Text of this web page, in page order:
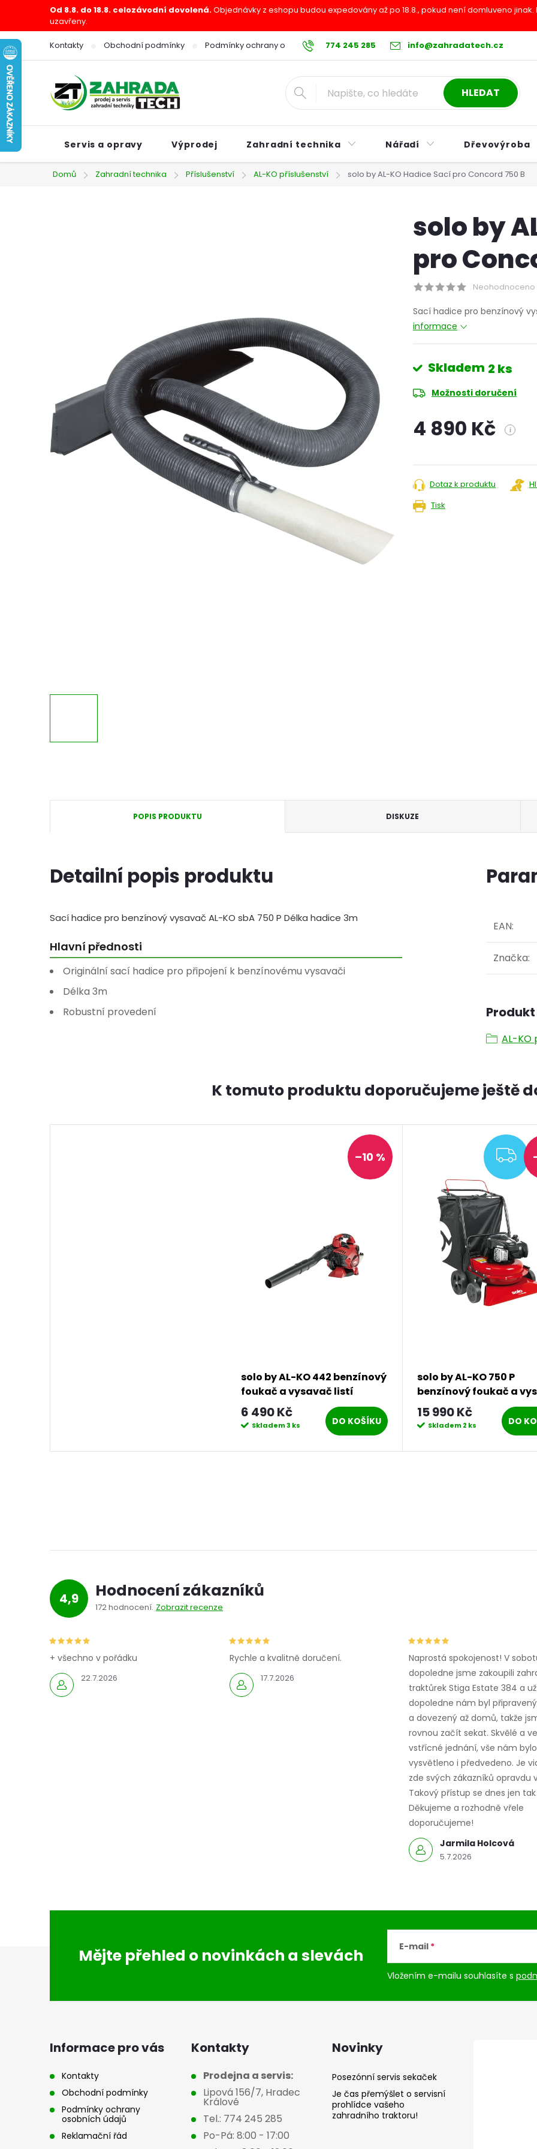
obsah
Od 8.8. do 18.8. celozávodní dovolená.Objednávky z eshopu budou expedovány až po 18.8., pokud není domluveno
uzavřeny.
774 245 285 info@zahradatech.cz
Kontakty Obchodní podmínky Podmínky ochrany osobních údajů Reklamační řád Postup při nákupu na
HLEDAT
Servis a opravy Výprodej Zahradní technika Nářadí Dřevovýroba
Domů Zahradní technika Příslušenství AL-KO příslušenství solo by AL-KO Hadice Sací pro Concord 750 B
solo by
pro
Neohodnoceno
Sací hadice pro benzínový
informace
Skladem 2 ks
Možnosti doručení
4 890 Kč i
Tisk
Dotaz k produktu
POPIS PRODUKTU DISKUZE
Detailní popis produktu
Sací hadice pro benzínový vysavač AL-KO sbA 750 P Délka hadice 3m
Hlavní přednosti
Originální sací hadice pro připojení k benzínovému vysavači
Délka 3m
Robustní provedení
EAN:
Značka:
AL-KO
K tomuto produktu doporučujeme ještě
–10 %
solo by AL-KO 442 benzínový
foukač a vysavač listí
6 490 Kč
Skladem3 ks DO KOŠÍKU
solo by AL-KO 750 P
benzínový foukač a
listí
15 990 Kč
Skladem2 ks DO
4,9 Hodnocení zákazníků
172 hodnocení Zobrazit recenze
22.7.2026
+ všechno v pořádku
17.7.2026
Rychle a kvalitně doručení.
Jarmila Holcová
5.7.2026
Naprostá spokojenost! V
dopoledne jsme zakoupili
traktůrek Stiga Estate 384 a
dopoledne nám byl
a dovezený až domů, takže
rovnou začít sekat. Skvělé a
vstřícné jednání, vše nám bylo
vysvětleno i předvedeno. Je
zde svých zákazníků opravdu
Takový přístup se dnes jen
Děkujeme a rozhodně vřele
doporučujeme!
Mějte přehled o novinkách a slevách E-mail
Vložením e-mailu souhlasíte s
Informace pro vás
Kontakty
Obchodní podmínky
Podmínky ochrany
osobních údajů
Reklamační řád
Kontakty
Prodejna a servis:
Lipová 156/7, Hradec
Králové
Tel.: 774 245 285
Po-Pá: 8:00 - 17:00
Novinky
Posezónní servis sekaček
Je čas přemýšlet o servisní
prohlídce vašeho
zahradního traktoru!